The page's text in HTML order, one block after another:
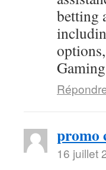
betting
promo
16 juillet